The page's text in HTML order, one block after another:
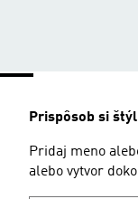
Prispôsob si štýl
Pridaj meno
alebo vytvor